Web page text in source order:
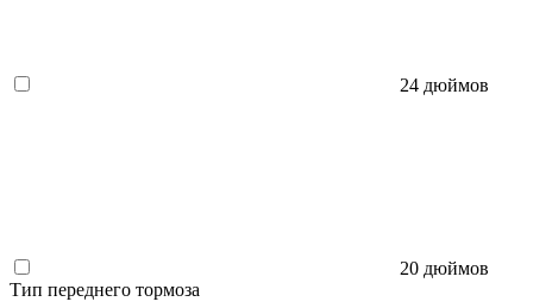
24 дюймов
20 дюймов
Тип переднего тормоза